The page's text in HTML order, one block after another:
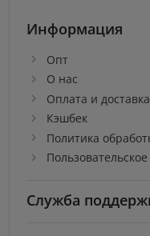
Информация
Опт
О нас
Оплата и доставка
Кэшбек
Политика
Служба